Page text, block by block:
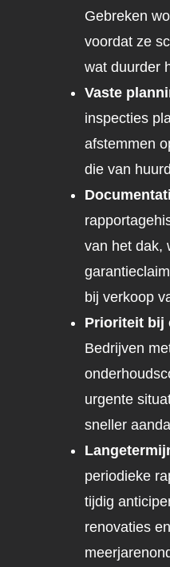
Gebreken
voordat ze
wat duurder
Vaste
inspecties
afstemmen
die van
van het dak,
bij verkoop
Prioriteit bij
Bedrijven
urgente
sneller
periodieke
tijdig
renovaties